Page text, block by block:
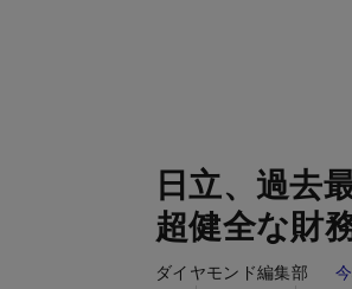
日立、過去
超健全な財
ダイヤモンド編集部